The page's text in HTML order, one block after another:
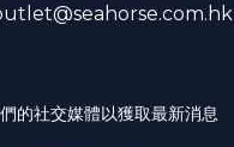
的社交媒體以獲取最新消息